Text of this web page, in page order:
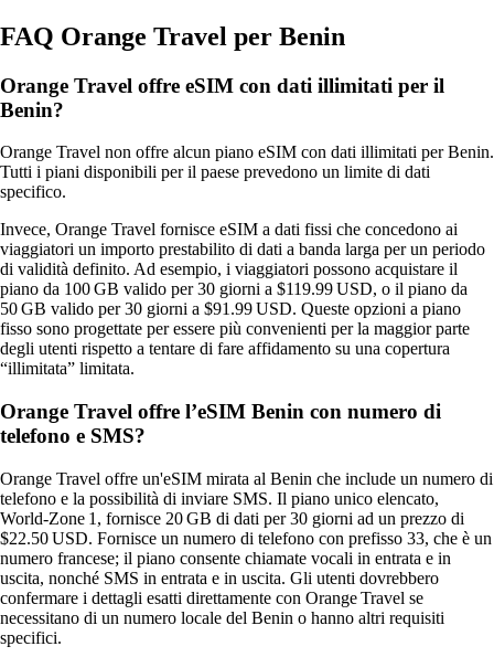
FAQ Orange Travel per Benin
Orange Travel offre eSIM con dati illimitati per il
Benin?
Orange Travel non offre alcun piano eSIM con dati illimitati per Benin.
Tutti i piani disponibili per il paese prevedono un limite di dati
specifico.
Invece, Orange Travel fornisce eSIM a dati fissi che concedono ai
viaggiatori un importo prestabilito di dati a banda larga per un periodo
di validità definito. Ad esempio, i viaggiatori possono acquistare il
piano da 100 GB valido per 30 giorni a $119.99 USD, o il piano da
50 GB valido per 30 giorni a $91.99 USD. Queste opzioni a piano
fisso sono progettate per essere più convenienti per la maggior parte
degli utenti rispetto a tentare di fare affidamento su una copertura
“illimitata” limitata.
Orange Travel offre l’eSIM Benin con numero di
telefono e SMS?
Orange Travel offre un'eSIM mirata al Benin che include un numero di
telefono e la possibilità di inviare SMS. Il piano unico elencato,
World‑Zone 1, fornisce 20 GB di dati per 30 giorni ad un prezzo di
$22.50 USD. Fornisce un numero di telefono con prefisso 33, che è un
numero francese; il piano consente chiamate vocali in entrata e in
uscita, nonché SMS in entrata e in uscita. Gli utenti dovrebbero
confermare i dettagli esatti direttamente con Orange Travel se
necessitano di un numero locale del Benin o hanno altri requisiti
specifici.